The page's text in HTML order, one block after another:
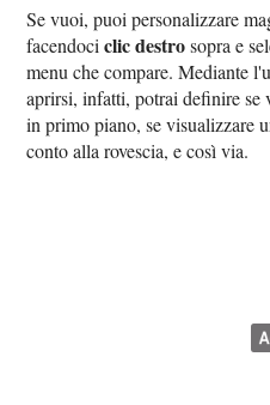
Se vuoi, puoi personalizzare
facendociclic destrosopra e
menu che compare. Mediante
aprirsi, infatti, potrai definire se
in primo piano, se visualizzare
conto alla rovescia, e così via.